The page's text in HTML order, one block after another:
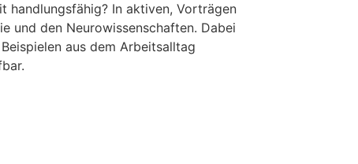
handlungsfähig? In aktiven, Vorträgen
und den Neurowissenschaften. Dabei
aus dem Arbeitsalltag